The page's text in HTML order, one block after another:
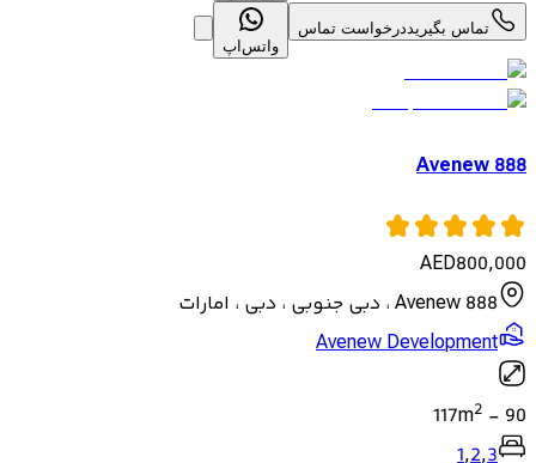
تماس بگیرید درخواست تماس
واتس‌اپ
Avenew 888
AED800,000
Avenew 888 ، دبی جنوبی ، دبی ، امارات
Avenew Development
90
-
117m2
1,2,3